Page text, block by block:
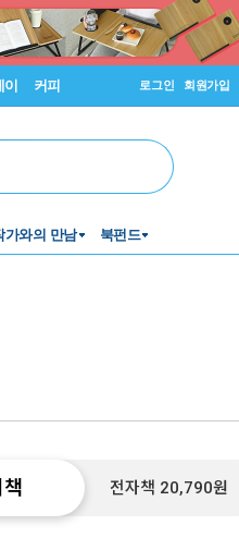
커피 로그인 회원가입
가와의 만남 북펀드
책 전자책 20,790원